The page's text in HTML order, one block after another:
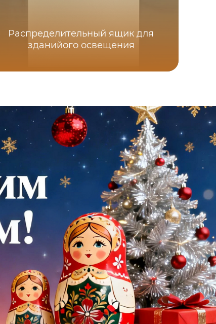
Распределительный ящик для
зданийого освещения